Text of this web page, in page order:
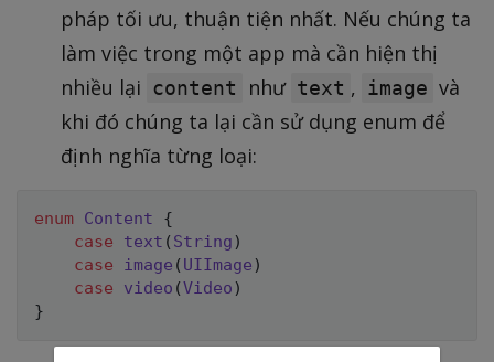
pháp tối ưu, thuận tiện nhất. Nếu chúng ta
làm việc trong một app mà cần hiện thị
nhiều lại content như text , image và
khi đó chúng ta lại cần sử dụng enum để
định nghĩa từng loại:
enum Content
{
case
text ( String )
case
image ( UIImage )
case
video (Video )
}